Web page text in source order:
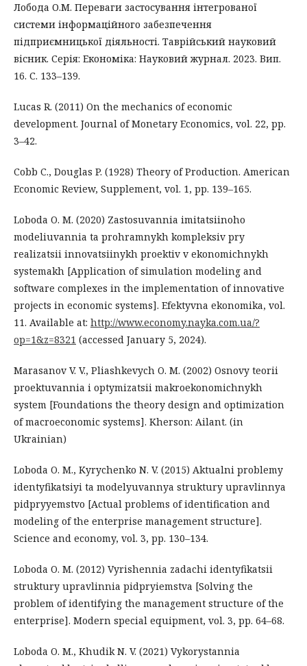
Лобода О.М. Переваги застосування інтегрованої
системи інформаційного забезпечення
підприємницької діяльності. Таврійський науковий
вісник. Серія: Економіка: Науковий журнал. 2023. Вип.
16. С. 133–139.
Lucas R. (2011) On the mechanics of economic
development. Journal of Monetary Economics, vol. 22, pp.
3–42.
Cobb C., Douglas P. (1928) Theory of Production. American
Economic Review, Supplement, vol. 1, pp. 139–165.
Loboda O. M. (2020) Zastosuvannia imitatsiinoho
modeliuvannia ta prohramnykh kompleksiv pry
realizatsii innovatsiinykh proektiv v ekonomichnykh
systemakh [Application of simulation modeling and
software complexes in the implementation of innovative
projects in economic systems]. Efektyvna ekonomika, vol.
11. Available at: http://www.economy.nayka.com.ua/?
op=1&z=8321 (accessed January 5, 2024).
Marasanov V. V., Pliashkevych O. M. (2002) Osnovy teorii
proektuvannia i optymizatsii makroekonomichnykh
system [Foundations the theory design and optimization
of macroeconomic systems]. Kherson: Ailant. (in
Ukrainian)
Loboda O. M., Kyrychenko N. V. (2015) Aktualni problemy
identyfikatsiyi ta modelyuvannya struktury upravlinnya
pidpryyemstvо [Actual problems of identification and
modeling of the enterprise management structure].
Science and economy, vol. 3, pp. 130–134.
Loboda O. M. (2012) Vyrishennia zadachi identyfikatsii
struktury upravlinnia pidpryiemstva [Solving the
problem of identifying the management structure of the
enterprise]. Modern special equipment, vol. 3, pp. 64–68.
Loboda O. M., Khudik N. V. (2021) Vykorystannia